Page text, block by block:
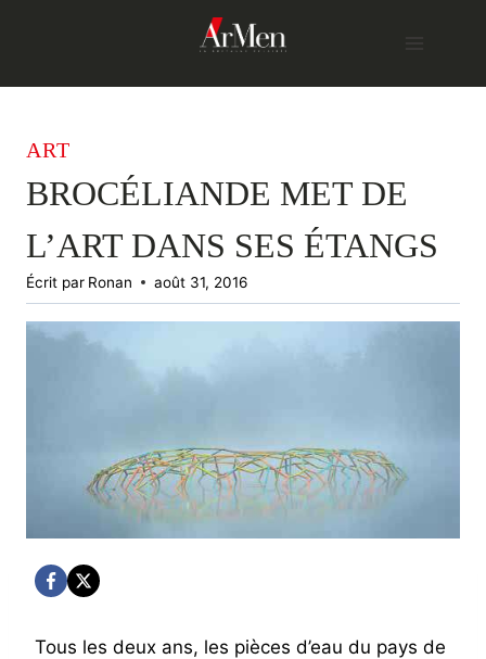
ART
BROCÉLIANDE MET DE
L’ART DANS SES ÉTANGS
Écrit par Ronan août 31, 2016
Tous les deux ans, les pièces d’eau du pays de